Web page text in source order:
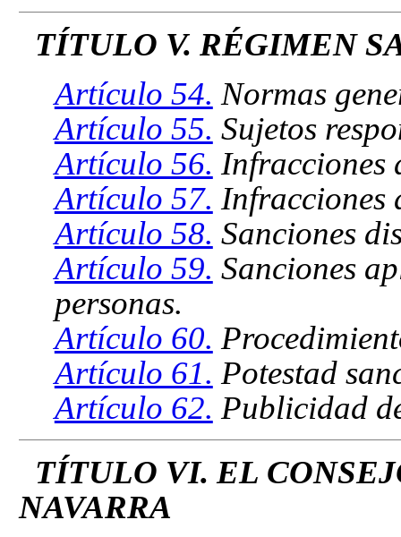
TÍTULO V. RÉGIMEN
Artículo 54. Normas
Artículo 55. Sujetos
Artículo 56. Infracciones
Artículo 57. Infracciones
Artículo 58. Sanciones
Artículo 59. Sanciones
personas.
Artículo 60.
Artículo 61. Potestad
Artículo 62. Publicidad
TÍTULO VI. EL
NAVARRA